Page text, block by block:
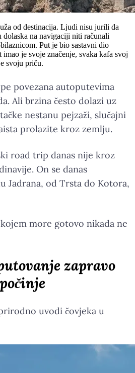
od destinacija. Ljudi nisu jurili da
na navigaciji niti računali
Put je bio sastavni dio
je svoje značenje, svaka kafa svoj
svoju priču.
povezana autoputevima
Ali brzina često dolazi uz
nestanu pejzaži, slučajni
prolazite kroz zemlju.
road trip danas nije kroz
On se danas
Jadrana, od Trsta do Kotora,
more gotovo nikada ne
zapravo
počinje
uvodi čovjeka u